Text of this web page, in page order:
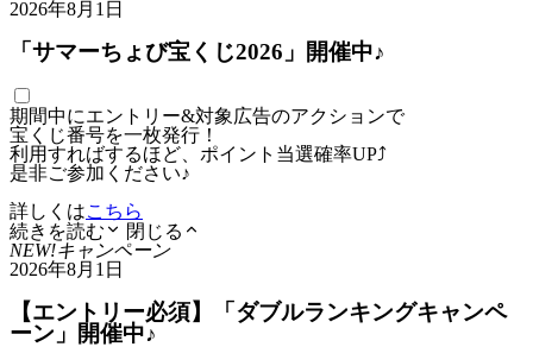
2026年8月1日
「サマーちょび宝くじ2026」開催中♪
期間中にエントリー&対象広告のアクションで
宝くじ番号を一枚発行！
利用すればするほど、ポイント当選確率UP⤴
是非ご参加ください♪
詳しくはこちら
続きを読む
閉じる
NEW!キャンペーン
2026年8月1日
【エントリー必須】「ダブルランキングキャンペ
ーン」開催中♪